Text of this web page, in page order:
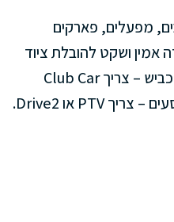
מפעלים, פארקים
אמין ושקט להובלת ציוד
וגרירת נגררים. מי שצריך רישוי כביש – צריך Club Car